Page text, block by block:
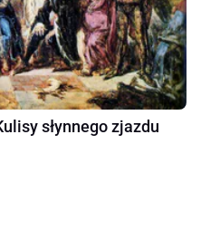
słynnego zjazdu